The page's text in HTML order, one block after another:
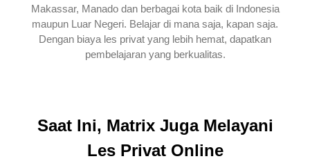
Makassar, Manado dan berbagai kota baik di Indonesia
maupun Luar Negeri. Belajar di mana saja, kapan saja.
Dengan biaya les privat yang lebih hemat, dapatkan
pembelajaran yang berkualitas.
Saat Ini, Matrix Juga Melayani
Les Privat Online